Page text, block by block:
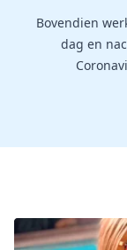
Bovendien
dag en